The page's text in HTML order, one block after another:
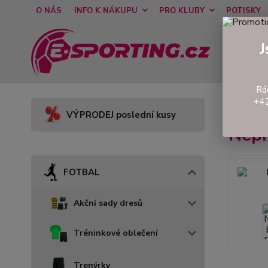
O NÁS INFO K NÁKUPU PRO KLUBY POTISKY
VÝPRODEJ poslední kusy
FOTBAL
Akční sady dresů
Tréninkové oblečení
Trenýrky